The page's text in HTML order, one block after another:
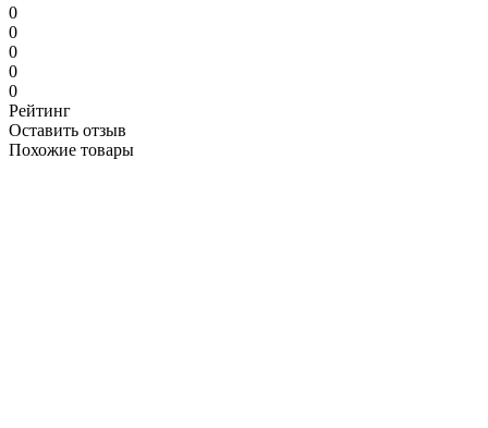
0
0
0
0
0
Рейтинг
Оставить отзыв
Похожие товары